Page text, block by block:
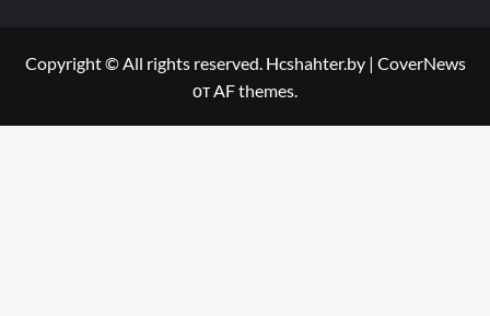
Copyright © All rights reserved. Hcshahter.by | CoverNews
от AF themes.